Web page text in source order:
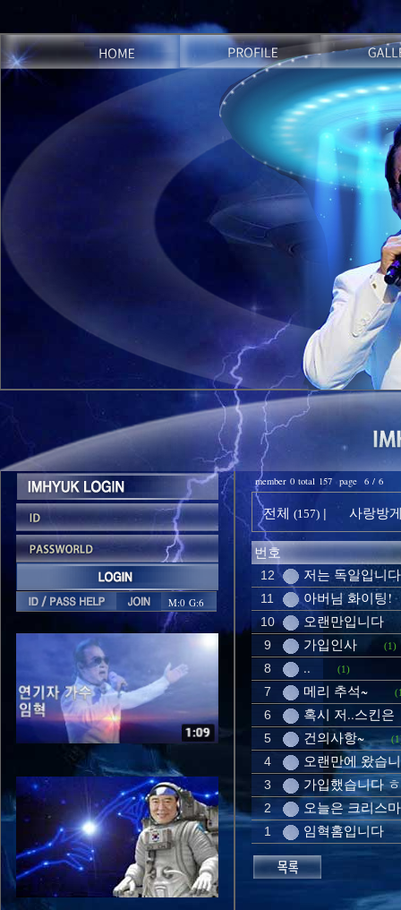
M:0 G:6
member 0 total 157 page 6 / 6
전체 (157) | 사랑방
번호
12 저는 독일입니다
11 아버님 화이팅!
10 오랜만입니다
9 가입인사 (1)
8 .. (1)
7 메리 추석~
6 혹시 저..스킨은
5 건의사항~
4 오랜만에 왔습
3 가입했습니다 ㅎ
2 오늘은 크리스
1 임혁홈입니다